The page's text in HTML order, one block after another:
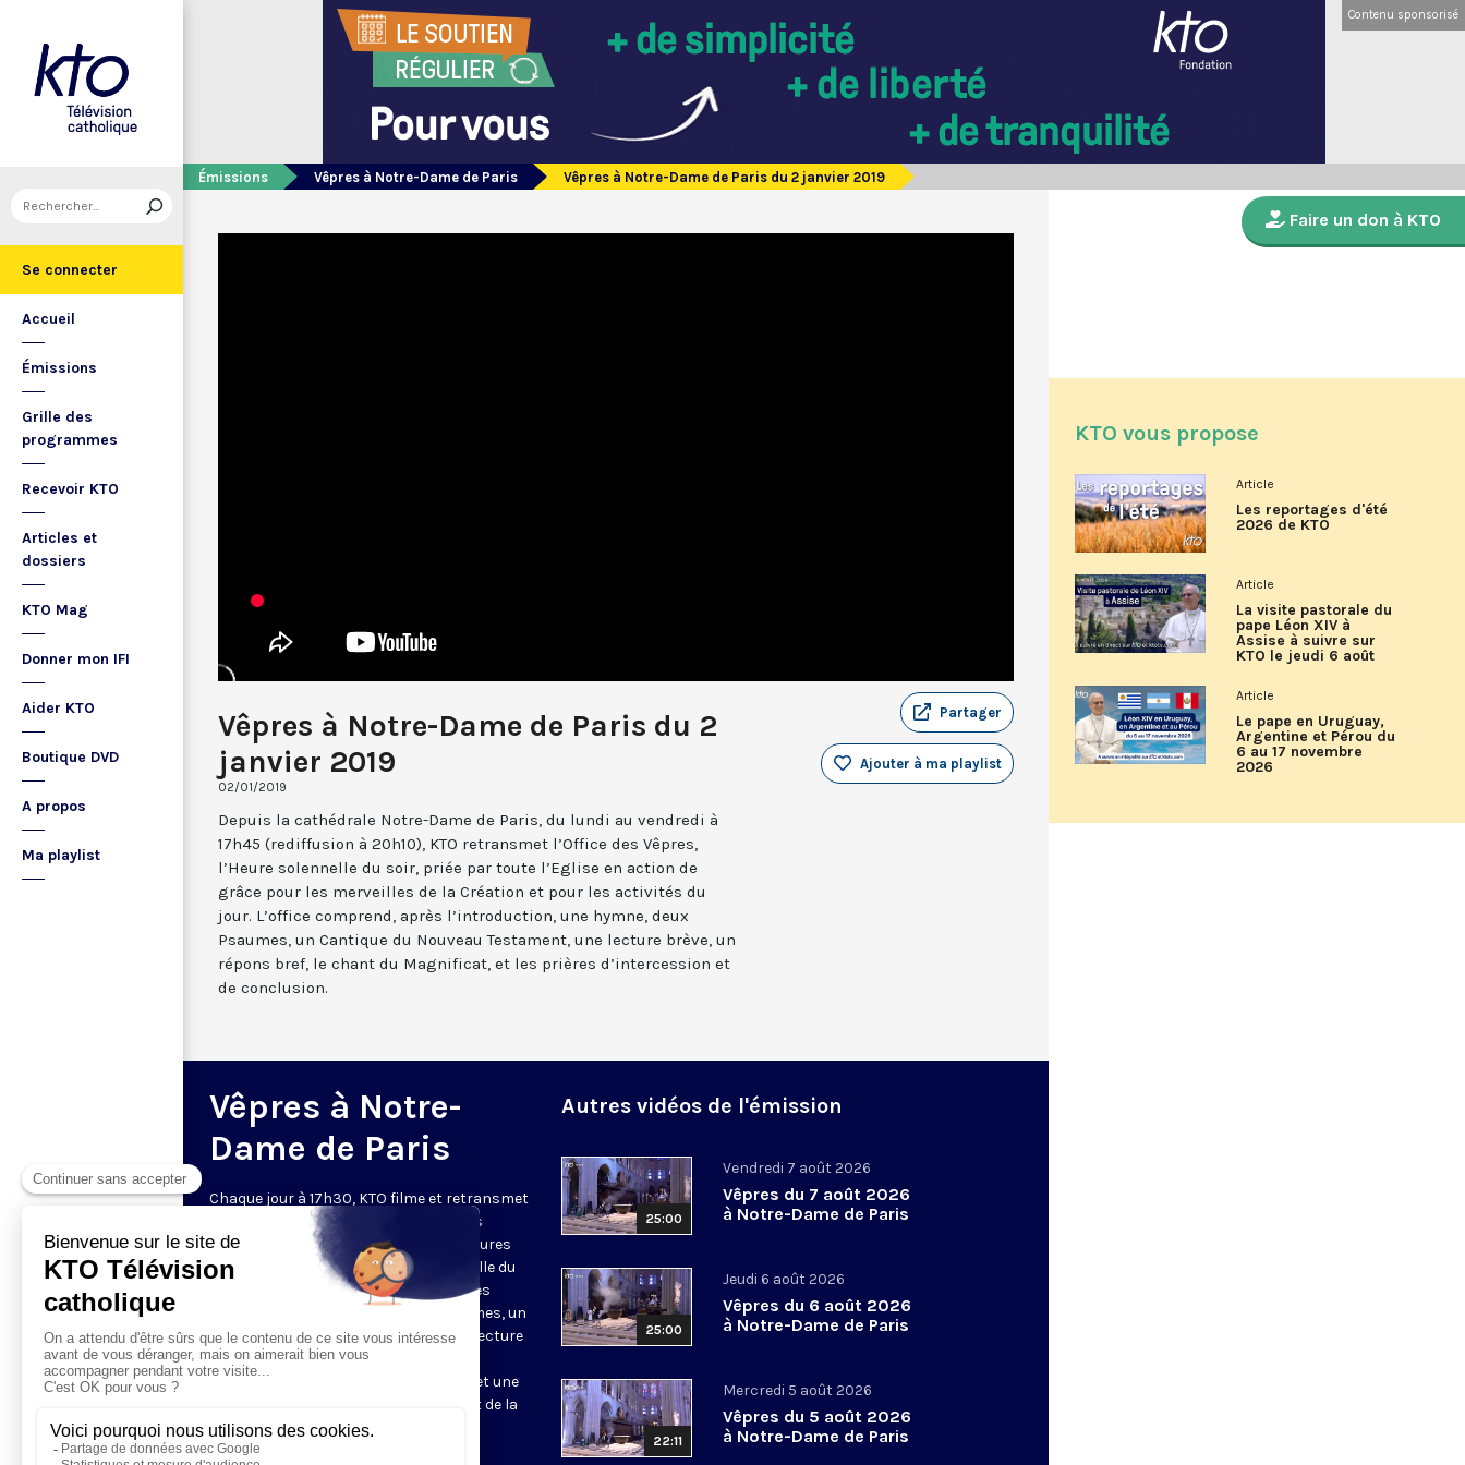
Se connecter
Accueil
Émissions
Grille des
programmes
Recevoir KTO
Articles et
dossiers
KTO Mag
Donner mon IFI
Aider KTO
Boutique DVD
A propos
Ma playlist
Contenu sponsorisé
Émissions Vêpres à Notre-Dame de Paris Vêpres à Notre-Dame de Paris du 2 janvier 2019
Vêpres à Notre-Dame de Paris du 2
janvier 2019
02/01/2019
Partager
Ajouter à ma playlist
Depuis la cathédrale Notre-Dame de Paris, du lundi au vendredi à
17h45 (rediffusion à 20h10), KTO retransmet l’Office des Vêpres,
l’Heure solennelle du soir, priée par toute l’Eglise en action de
grâce pour les merveilles de la Création et pour les activités du
jour. L’office comprend, après l’introduction, une hymne, deux
Psaumes, un Cantique du Nouveau Testament, une lecture brève, un
répons bref, le chant du Magnificat, et les prières d’intercession et
de conclusion.
Vêpres à Notre-
Dame de Paris
Chaque jour à 17h30, KTO filme et retransmet
les Vêpres depuis Notre-Dame de Paris
rouverte. Les Vêpres font partie des Heures
de l’Office divin, c’est la prière solennelle du
soir. L’office de Vêpres comprend, après
l’introduction, une hymne, deux Psaumes, un
Cantique du Nouveau Testament, une lecture
brève, le chant d’actions de grâces du
Magnificat, les prières d’intercession et une
brève oraison. Les textes des Vêpres et de la
messe sont presque toujours ceux
qu’indiquent le site
Autres vidéos de l'émission
25:00
Vendredi 7 août 2026
Vêpres du 7 août 2026
à Notre-Dame de Paris
25:00
Jeudi 6 août 2026
Vêpres du 6 août 2026
à Notre-Dame de Paris
22:11
Mercredi 5 août 2026
Vêpres du 5 août 2026
à Notre-Dame de Paris
Faire un don à KTO
KTO vous propose
Article
Les reportages d'été
2026 de KTO
Article
La visite pastorale du
pape Léon XIV à
Assise à suivre sur
KTO le jeudi 6 août
Article
Le pape en Uruguay,
Argentine et Pérou du
6 au 17 novembre
2026